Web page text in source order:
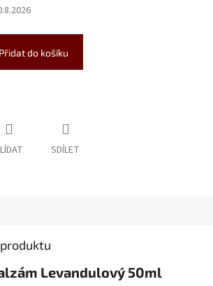
Přidat do košíku
SDÍLET
Levandulový 50ml